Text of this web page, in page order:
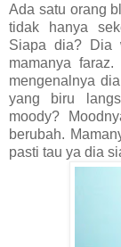
Ada satu orang
tidak hanya
Siapa dia? Dia
mamanya
mengenalnya
yang biru
moody?
berubah.
pasti tau ya dia